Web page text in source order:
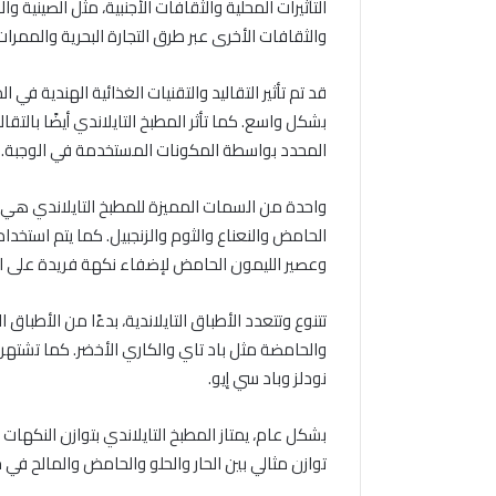
التأثيرات المحلية والثقافات الأجنبية، مثل الصينية
والثقافات الأخرى عبر طرق التجارة البحرية
قد تم تأثير التقاليد والتقنيات الغذائية الهندية
بشكل واسع. كما تأثر المطبخ التايلاندي أيضًا
المحدد بواسطة المكونات المستخدمة في الوجبة.
واحدة من السمات المميزة للمطبخ التايلاندي
الحامض والنعناع والثوم والزنجبيل. كما يتم
وعصير الليمون الحامض لإضفاء نكهة فريدة على
تتنوع وتتعدد الأطباق التايلاندية، بدءًا من
والحامضة مثل باد تاي والكاري الأخضر. كما تشتهر
نودلز وباد سي إيو.
بشكل عام، يمتاز المطبخ التايلاندي بتوازن
توازن مثالي بين الحار والحلو والحامض والمالح